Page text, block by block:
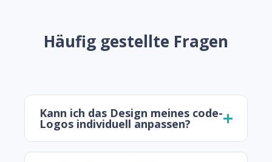
Häufig gestellte Fragen
Kann ich das Design meines code-
Logos individuell anpassen?